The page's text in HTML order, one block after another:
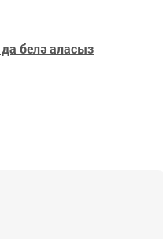
да белә аласыз